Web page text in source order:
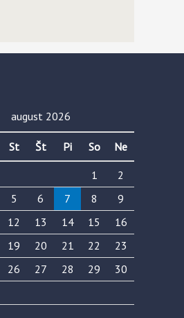
august 2026
St Št Pi So Ne
1
2
5 6 7 8
9
12 13 14 15
16
19 20 21 22
23
26 27 28 29
30